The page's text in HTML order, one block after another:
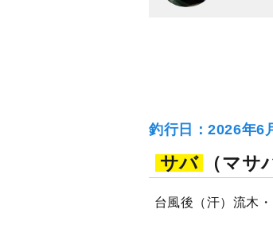
釣行日：2026年6
サバ （マサ
台風後（汗）流木